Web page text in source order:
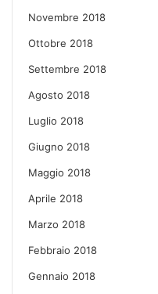
Novembre 2018
Ottobre 2018
Settembre 2018
Agosto 2018
Luglio 2018
Giugno 2018
Maggio 2018
Aprile 2018
Marzo 2018
Febbraio 2018
Gennaio 2018